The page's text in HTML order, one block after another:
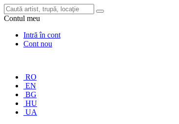
Contul meu
Intră în cont
Cont nou
RO
EN
BG
HU
UA